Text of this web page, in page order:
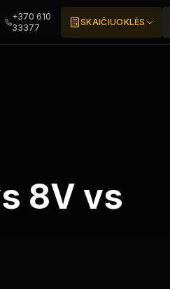
+370 610
33377
SKAIČIUOKLĖS
8V vs